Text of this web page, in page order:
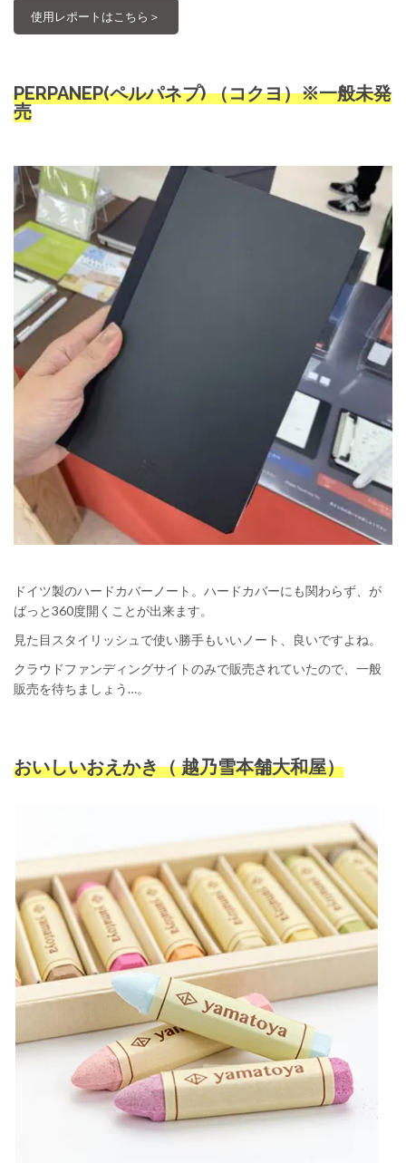
使用レポートはこちら＞
PERPANEP(ペルパネプ) （コクヨ）※一般未発
売
ドイツ製のハードカバーノート。ハードカバーにも関わらず、が
ばっと360度開くことが出来ます。
見た目スタイリッシュで使い勝手もいいノート、良いですよね。
クラウドファンディングサイトのみで販売されていたので、一般
販売を待ちましょう…。
おいしいおえかき（ 越乃雪本舗大和屋）